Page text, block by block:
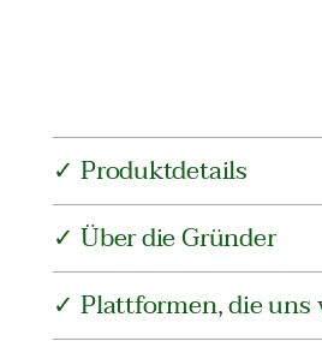
✓ Produktdetails
✓ Über die Gründer
✓ Plattformen, die uns